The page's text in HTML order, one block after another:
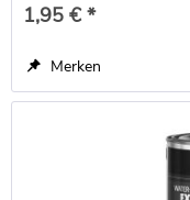
1,95 € *
Merken